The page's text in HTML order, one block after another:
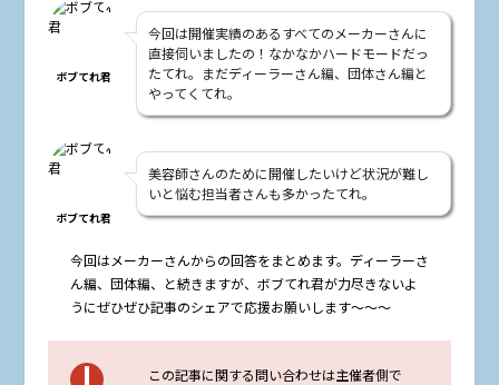
ボブてれ君
今回は開催実績のあるすべてのメーカーさんに
直接伺いましたの！なかなかハードモードだっ
たてれ。まだディーラーさん編、団体さん編と
やってくてれ。
ボブてれ君
美容師さんのために開催したいけど状況が難し
いと悩む担当者さんも多かったてれ。
今回はメーカーさんからの回答をまとめます。ディーラーさ
ん編、団体編、と続きますが、ボブてれ君が力尽きないよ
うにぜひぜひ記事のシェアで応援お願いします～～～
この記事に関する問い合わせは主催者側で